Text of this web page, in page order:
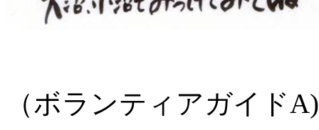
（ボランティアガイドA)